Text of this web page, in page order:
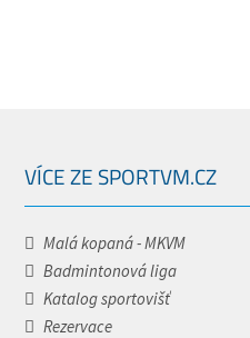
VÍCE ZE SPORTVM.CZ
Malá kopaná - MKVM
Badmintonová liga
Katalog sportovišť
Rezervace